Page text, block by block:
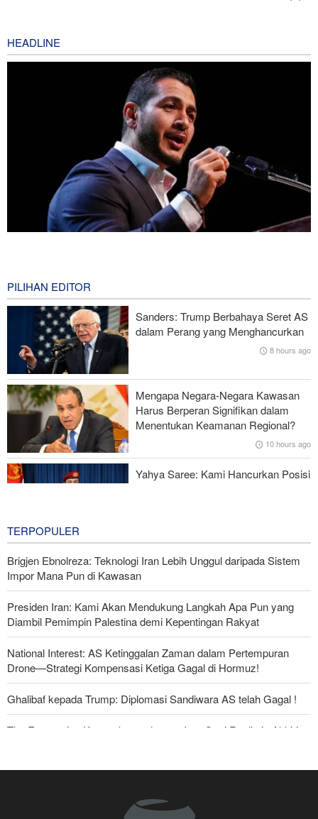
HEADLINE
Ghalibaf kepada Trump: Diplomasi Sandiwara AS telah Gagal !
Survei Reuters: Perang dengan Iran Faktor Penyebab
Ketidakstabilan Harga BBM di AS
Serangan Iran Sebabkan Lebih dari 700 Tentara AS Geger Otak
Gagal dalam Perang dengan Iran, Dua Pejabat Senior Mossad
Dipecat
PILIHAN EDITOR
Sanders: Trump Berbahaya Seret AS
dalam Perang yang Menghancurkan
8 hours ago
Mengapa Negara-Negara Kawasan
Harus Berperan Signifikan dalam
Menentukan Keamanan Regional?
10 hours ago
Yahya Saree: Kami Hancurkan Posisi
TERPOPULER
Brigjen Ebnolreza: Teknologi Iran Lebih Unggul daripada Sistem
Impor Mana Pun di Kawasan
Presiden Iran: Kami Akan Mendukung Langkah Apa Pun yang
Diambil Pemimpin Palestina demi Kepentingan Rakyat
National Interest: AS Ketinggalan Zaman dalam Pertempuran
Drone—Strategi Kompensasi Ketiga Gagal di Hormuz!
Ghalibaf kepada Trump: Diplomasi Sandiwara AS telah Gagal !
The Economist: Kesepakatan dengan Iran Opsi Realistis Akhiri